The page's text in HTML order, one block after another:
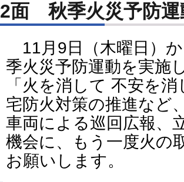
2面 秋季火災予防運
11月9日（木曜日）
季火災予防運動を実施
「火を消して 不安を
宅防火対策の推進など
車両による巡回広報、
機会に、もう一度火の
お願いします。